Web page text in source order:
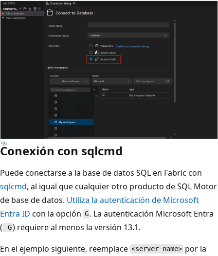
Conexión con sqlcmd
Puede conectarse a la base de datos SQL en Fabric con
sqlcmd, al igual que cualquier otro producto de SQL Motor
de base de datos. Utiliza la autenticación de Microsoft
Entra ID con la opción G . La autenticación Microsoft Entra
( -G) requiere al menos la versión 13.1.
En el ejemplo siguiente, reemplace <server name> por la